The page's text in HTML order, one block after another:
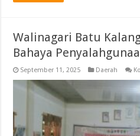
Walinagari Batu
Bahaya
September 11, 2025 Daerah